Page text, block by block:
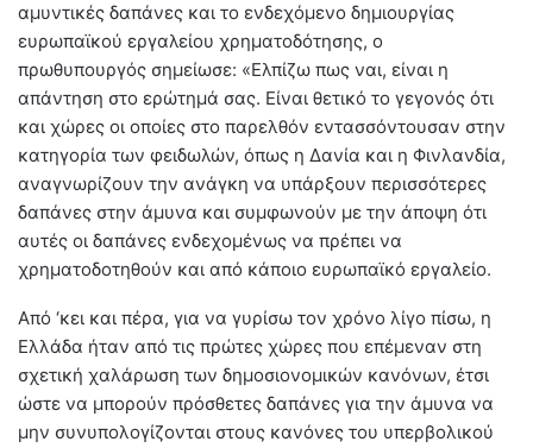
αμυντικές δαπάνες και το ενδεχόμενο δημιουργίας
ευρωπαϊκού εργαλείου χρηματοδότησης, ο
πρωθυπουργός σημείωσε: «Ελπίζω πως ναι, είναι η
απάντηση στο ερώτημά σας. Είναι θετικό το γεγονός ότι
και χώρες οι οποίες στο παρελθόν εντασσόντουσαν στην
κατηγορία των φειδωλών, όπως η Δανία και η Φινλανδία,
αναγνωρίζουν την ανάγκη να υπάρξουν περισσότερες
δαπάνες στην άμυνα και συμφωνούν με την άποψη ότι
αυτές οι δαπάνες ενδεχομένως να πρέπει να
χρηματοδοτηθούν και από κάποιο ευρωπαϊκό εργαλείο.
Από ‘κει και πέρα, για να γυρίσω τον χρόνο λίγο πίσω, η
Ελλάδα ήταν από τις πρώτες χώρες που επέμεναν στη
σχετική χαλάρωση των δημοσιονομικών κανόνων, έτσι
ώστε να μπορούν πρόσθετες δαπάνες για την άμυνα να
μην συνυπολογίζονται στους κανόνες του υπερβολικού